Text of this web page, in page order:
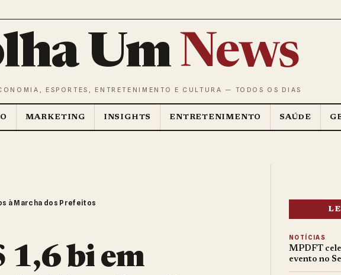
Um News
ESPORTES, ENTRETENIMENTO E CULTURA — TODOS OS DIAS
MARKETING INSIGHTS ENTRETENIMENTO SAÚDE
à Marcha dos Prefeitos
1,6 bi em
NOTÍCIAS
MPDFT
evento no